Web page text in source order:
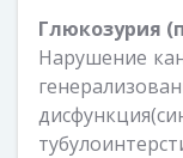
Глюкозурия
Нарушение